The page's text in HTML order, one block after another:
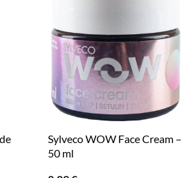
Sylveco WOW Face Cream –
50 ml